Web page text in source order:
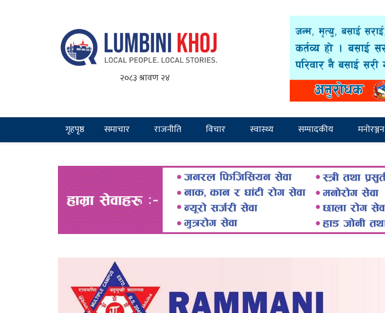
२०८३ श्रावण २४
गृहपृष्ठ समाचार राजनीति विचार स्वास्थ्य सम्पादकीय मनोरञ्जन